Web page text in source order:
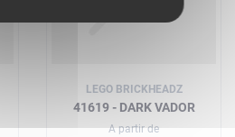
LEGO BRICKHEADZ
41619 - DARK VADOR
A partir de